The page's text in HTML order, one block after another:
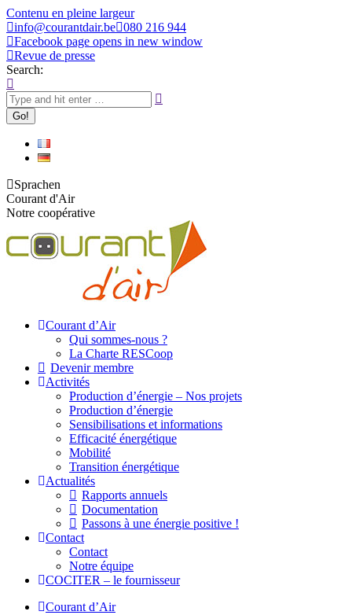
Contenu en pleine largeur
info@courantdair.be 080 216 944
Facebook page opens in new window
Revue de presse
Search:
Sprachen
Courant d'Air
Notre coopérative
Courant d’Air
Qui sommes-nous ?
La Charte RESCoop
Devenir membre
Activités
Production d’énergie – Nos projets
Production d’énergie
Sensibilisations et informations
Efficacité énergétique
Mobilité
Transition énergétique
Actualités
Rapports annuels
Documentation
Passons à une énergie positive !
Contact
Contact
Notre équipe
COCITER – le fournisseur
Courant d’Air